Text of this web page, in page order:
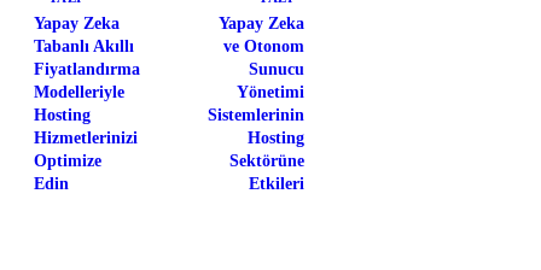
Yapay Zeka
Tabanlı Akıllı
Fiyatlandırma
Modelleriyle
Hosting
Hizmetlerinizi
Optimize
Edin
Yapay Zeka
ve Otonom
Sunucu
Yönetimi
Sistemlerinin
Hosting
Sektörüne
Etkileri